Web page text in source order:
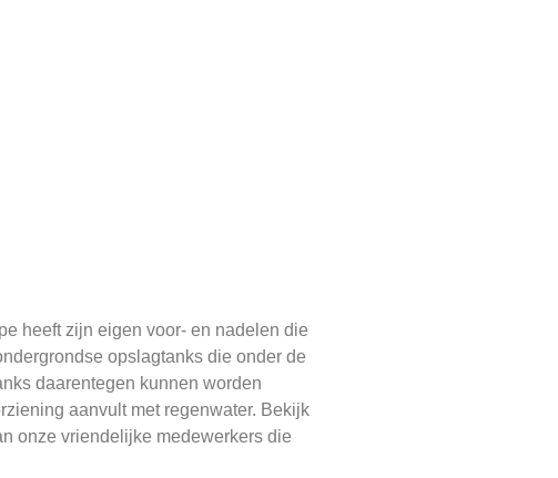
heeft zijn eigen voor- en nadelen die
opslagtanks die onder de
daarentegen kunnen worden
aanvult met regenwater. Bekijk
onze vriendelijke medewerkers die